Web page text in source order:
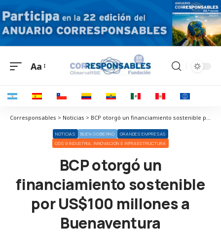
Aa
Corresponsables > Noticias > BCP otorgó un financiamiento sostenible por US$100 millones a Buenaventura
NOTICIAS BUEN GOBIERNO
GRANDES EMPRESAS
ODS 9 INDUSTRIA, INNOVACIÓN E INFRAESTRUCTURA
BCP otorgó un
financiamiento sostenible
por US$100 millones a
Buenaventura